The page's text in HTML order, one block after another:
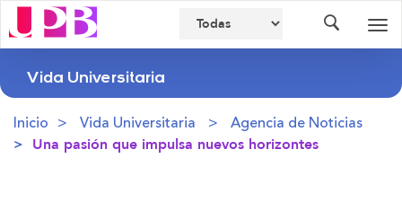
Vida Universitaria
Inicio Vida Universitaria Agencia de Noticias
Una pasión que impulsa nuevos horizontes